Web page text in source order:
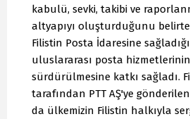
kabulü, sevki, takibi ve
altyapıyı oluşturduğunu
Filistin Posta İdaresine
uluslararası posta
sürdürülmesine katkı sağladı.
tarafından PTT AŞ'ye
da ülkemizin Filistin halkıyla